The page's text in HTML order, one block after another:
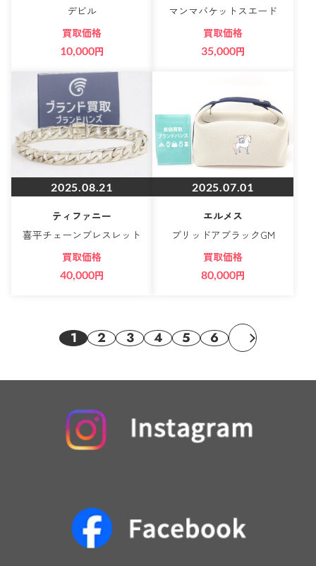
デビル
買取価格
10,000円
マンマバケットスエード
買取価格
35,000円
2025.08.21
ティファニー
喜平チェーンブレスレット
買取価格
40,000円
2025.07.01
エルメス
ブリッドアブラックGM
買取価格
80,000円
1 2 3 4 5 6